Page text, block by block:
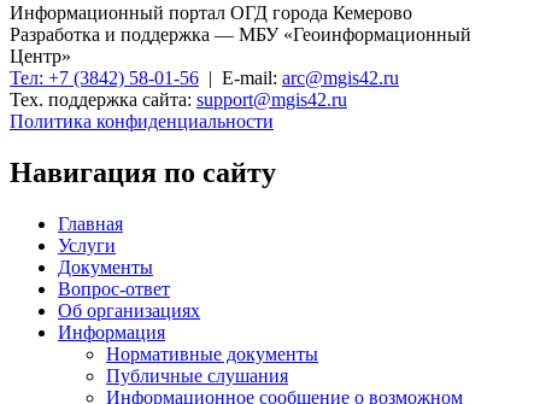
Информационный портал ОГД города Кемерово
Разработка и поддержка — МБУ «Геоинформационный
Центр»
Тел: +7 (3842) 58-01-56 | E-mail: arc@mgis42.ru
Тех. поддержка сайта: support@mgis42.ru
Политика конфиденциальности
Навигация по сайту
Главная
Услуги
Документы
Вопрос-ответ
Об организациях
Информация
Нормативные документы
Публичные слушания
Информационное сообщение о возможном